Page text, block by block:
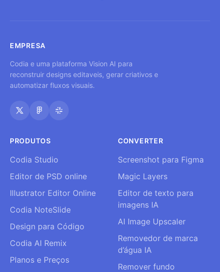
EMPRESA
Codia e uma plataforma Vision AI para
reconstruir designs editaveis, gerar criativos e
automatizar fluxos visuais.
PRODUTOS
Codia Studio
Editor de PSD online
Illustrator Editor Online
Codia NoteSlide
Design para Código
Codia AI Remix
Planos e Preços
CONVERTER
Screenshot para Figma
Magic Layers
Editor de texto para
imagens IA
AI Image Upscaler
Removedor de marca
d’água IA
Remover fundo